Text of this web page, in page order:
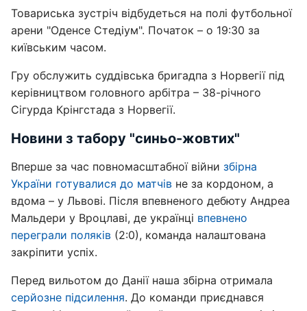
Товариська зустріч відбудеться на полі футбольної
арени "Оденсе Стедіум". Початок – о 19:30 за
київським часом.
Гру обслужить суддівська бригадпа з Норвегії під
керівництвом головного арбітра – 38-річного
Сігурда Крінгстада з Норвегії.
Новини з табору "синьо-жовтих"
Вперше за час повномасштабної війни збірна
України готувалися до матчів не за кордоном, а
вдома – у Львові. Після впевненого дебюту Андреа
Мальдери у Вроцлаві, де українці впевнено
переграли поляків (2:0), команда налаштована
закріпити успіх.
Перед вильотом до Данії наша збірна отримала
серйозне підсилення. До команди приєднався